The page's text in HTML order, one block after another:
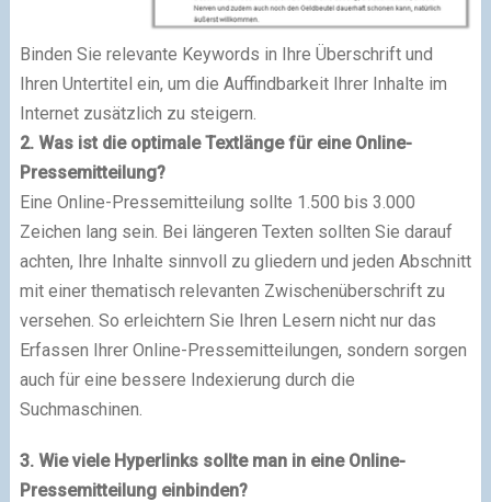
Binden Sie relevante Keywords in Ihre Überschrift und
Ihren Untertitel ein, um die Auffindbarkeit Ihrer Inhalte im
Internet zusätzlich zu steigern.
2. Was ist die optimale Textlänge für eine Online-
Pressemitteilung?
Eine Online-Pressemitteilung sollte 1.500 bis 3.000
Zeichen lang sein. Bei längeren Texten sollten Sie darauf
achten, Ihre Inhalte sinnvoll zu gliedern und jeden Abschnitt
mit einer thematisch relevanten Zwischenüberschrift zu
versehen. So erleichtern Sie Ihren Lesern nicht nur das
Erfassen Ihrer Online-Pressemitteilungen, sondern sorgen
auch für eine bessere Indexierung durch die
Suchmaschinen.
3. Wie viele Hyperlinks sollte man in eine Online-
Pressemitteilung einbinden?